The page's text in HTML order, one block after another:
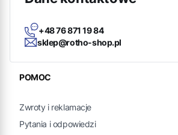
+48 76 871 19 84
sklep@rotho-shop.pl
Linki w stopce
POMOC
Zwroty i reklamacje
Pytania i odpowiedzi